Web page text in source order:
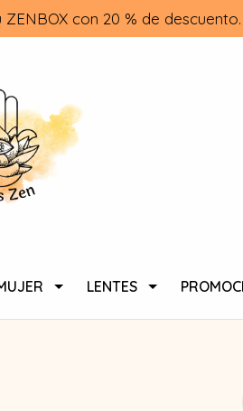
con 20 % de descuento.
LENTES